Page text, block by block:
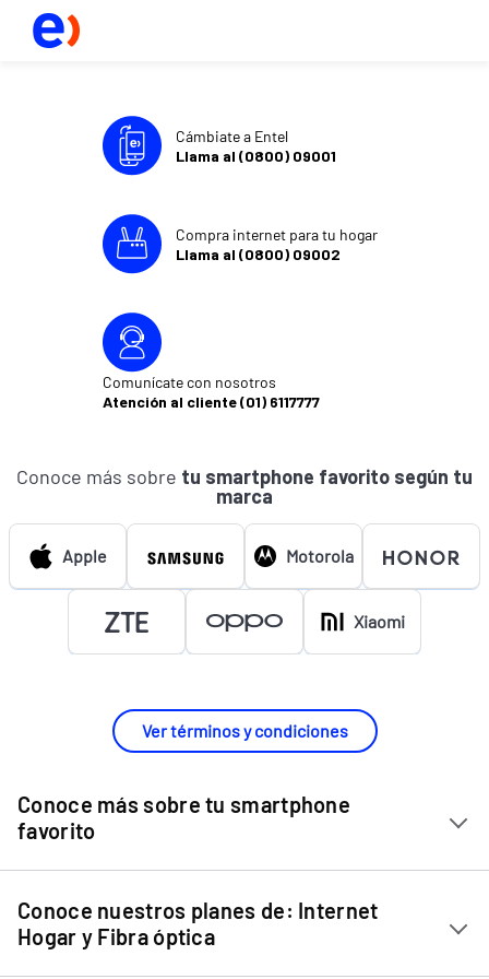
Cámbiate a Entel
Llama al (0800) 09001
Compra internet para tu hogar
Llama al (0800) 09002
Comunícate con nosotros
Atención al cliente (01) 6117777
Conoce más sobre tu smartphone favorito según tu
marca
Apple Motorola
Xiaomi
Ver términos y condiciones
Conoce más sobre tu smartphone
favorito
Chip Entel
Apple iPhone 11
Apple iPhone 12 Mini
Conoce nuestros planes de: Internet
Hogar y Fibra óptica